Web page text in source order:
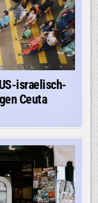
israelisch-
Ceuta